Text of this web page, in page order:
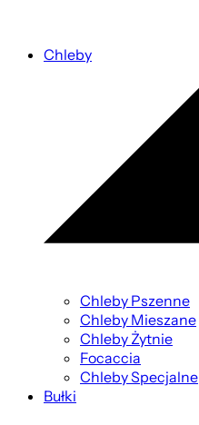
Chleby
Chleby Pszenne
Chleby Mieszane
Chleby Żytnie
Focaccia
Chleby Specjalne
Bułki